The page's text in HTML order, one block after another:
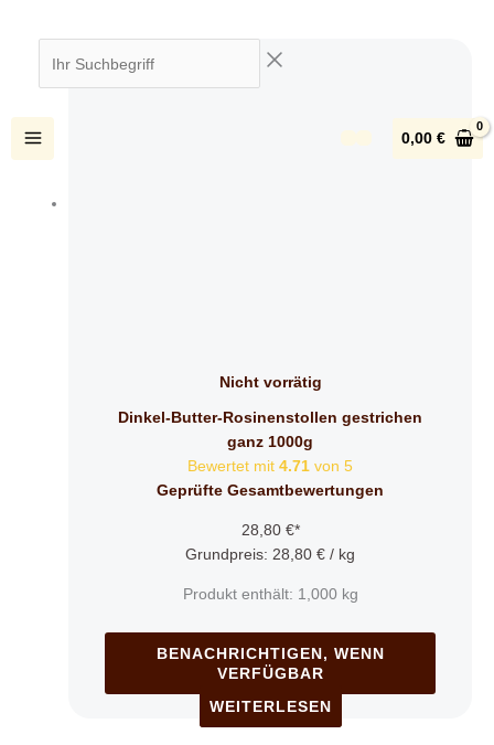
Inhalt
springen
Suchbegriff
0,00 €
Nicht vorrätig
Dinkel-Butter-Rosinenstollen gestrichen
ganz 1000g
Bewertet mit 4.71 von 5
Geprüfte Gesamtbewertungen
28,80 €*
Grundpreis: 28,80 € / kg
Produkt enthält: 1,000 kg
BENACHRICHTIGEN, WENN
VERFÜGBAR
WEITERLESEN